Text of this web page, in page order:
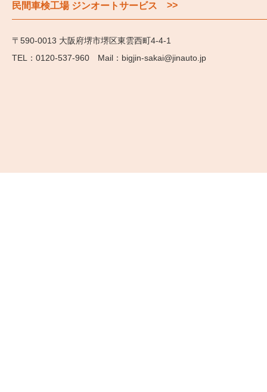
民間車検工場 ジンオートサービス >>
〒590-0013 大阪府堺市堺区東雲西町4-4-1
0120-537-960
bigjin-sakai@jinauto.jp